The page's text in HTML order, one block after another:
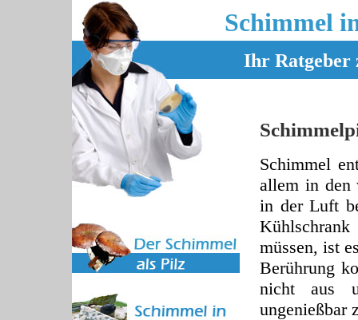
Schimmel
Ihr Ratgeber
Schimmel
allem in den
in der Luft
müssen, ist
Berührung
nicht aus
ungenießbar